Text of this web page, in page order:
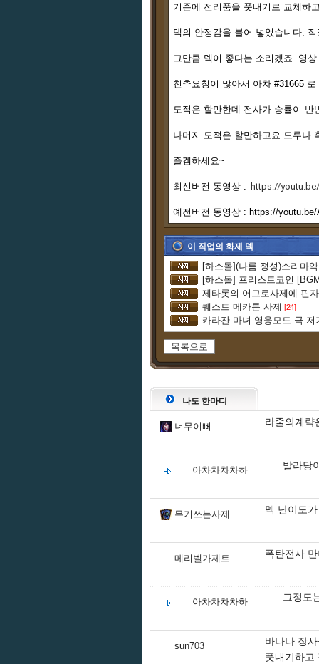
기존에 전리품을 풋내기로 교체하
덱의 안정감을 불어 넣었습니다.
그만큼 덱이 좋다는 소리겠죠. 영
친추요청이 많아서 아차 #31665
도적은 할만한데 전사가 승률이
나머지 도적은 할만하고요 드루나
즐겜하세요~
최신버전 동영상 : https://
예전버전 동영상 : https://
이 직업의 화제 덱
[하스돌](나름 정성)소리마
[하스돌] 프리스트코인
퀘스트 메카툰 사제 [24]
카라잔 마녀 영웅모드 극 저
목록으로
나도 한마디
너무이뻐 라줄의계략
아차차차차하 발라당
무기쓰는사제 덱 난이도
메리벨가제트 폭탄전사
아차차차차하 그정도
sun703
바나나 장
풋내기하고